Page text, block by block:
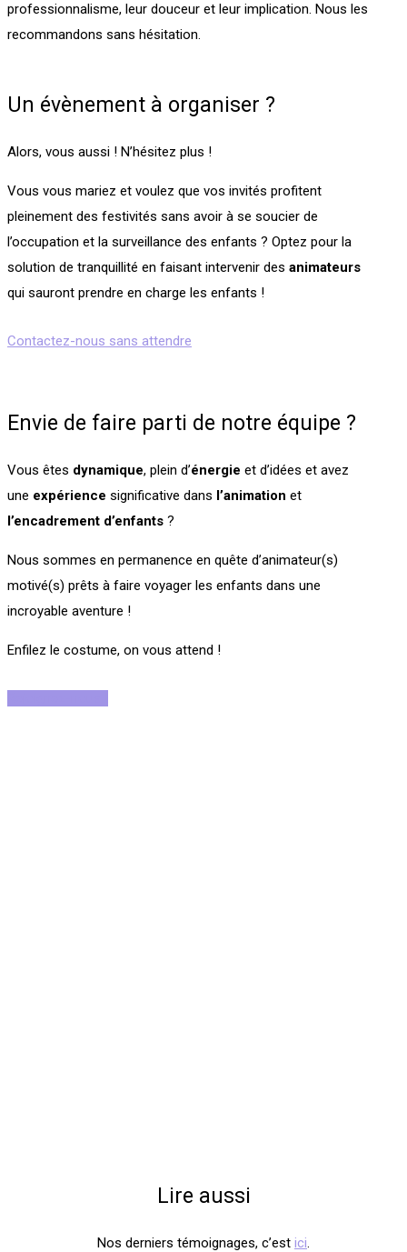
professionnalisme, leur douceur et leur implication. Nous les
recommandons sans hésitation.
Un évènement à organiser ?
Alors, vous aussi ! N’hésitez plus !
Vous vous mariez et voulez que vos invités profitent
pleinement des festivités sans avoir à se soucier de
l’occupation et la surveillance des enfants ? Optez pour la
solution de tranquillité en faisant intervenir des animateurs
qui sauront prendre en charge les enfants !
Contactez-nous sans attendre
Envie de faire parti de notre équipe ?
Vous êtes dynamique, plein d’énergie et d’idées et avez
une expérience significative dans l’animation et
l’encadrement d’enfants ?
Nous sommes en permanence en quête d’animateur(s)
motivé(s) prêts à faire voyager les enfants dans une
incroyable aventure !
Enfilez le costume, on vous attend !
Lire aussi
Nos derniers témoignages, c’est ici.